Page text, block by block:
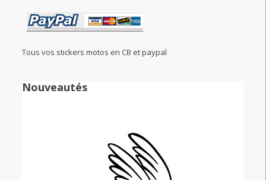
Tous vos stickers motos en CB et paypal
Nouveautés